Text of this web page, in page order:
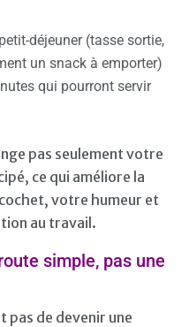
déjeuner (tasse sortie,
un snack à emporter)
qui pourront servir
pas seulement votre
ce qui améliore la
votre humeur et
au travail.
simple, pas une
pas de devenir une